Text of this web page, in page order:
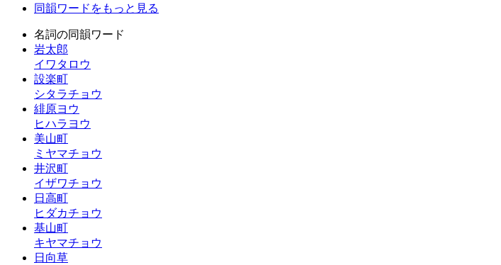
同韻ワードをもっと見る
名詞の同韻ワード
岩太郎
イワタロウ
設楽町
シタラチョウ
緋原ヨウ
ヒハラヨウ
美山町
ミヤマチョウ
井沢町
イザワチョウ
日高町
ヒダカチョウ
基山町
キヤマチョウ
日向草